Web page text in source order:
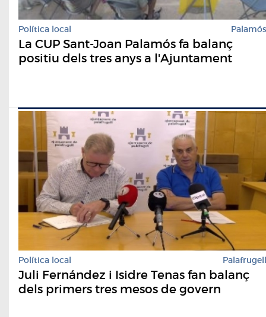
Política local Palamós
La CUP Sant-Joan Palamós fa balanç
positiu dels tres anys a l'Ajuntament
Política local Palafrugell
Juli Fernández i Isidre Tenas fan balanç
dels primers tres mesos de govern